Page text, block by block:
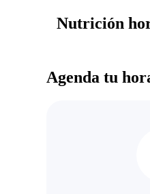
Nutrición
Agenda tu